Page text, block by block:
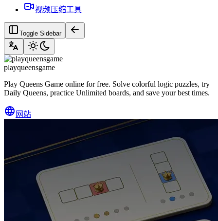
视频压缩工具
Toggle Sidebar
playqueensgame
Play Queens Game online for free. Solve colorful logic puzzles, try
Daily Queens, practice Unlimited boards, and save your best times.
网站